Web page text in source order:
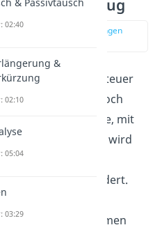
Vorsteuerabzug
zur Stelle im Video springen
dir unter Umsatzsteuer
aber immer noch
Keine Sorge, mit
Beispiel wird
Nehmen wir ein
das Silber fördert.
erste Stufe – die
Das Unternehmen
02:40
&
02:10
05:04
03:29